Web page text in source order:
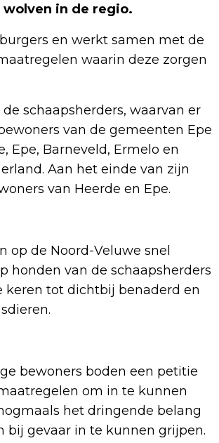
in de regio.
en werkt samen met de
waarin deze zorgen
schaapsherders, waarvan er
van de gemeenten Epe
Epe, Barneveld, Ermelo en
Aan het einde van zijn
van Heerde en Epe.
op de Noord-Veluwe snel
honden van de schaapsherders
keren tot dichtbij benaderd en
bewoners boden een petitie
om in te kunnen
het dringende belang
bij gevaar in te kunnen grijpen.